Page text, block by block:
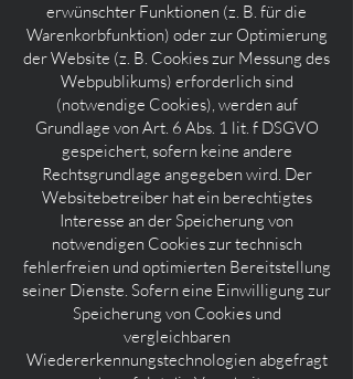
erwünschter Funktionen (z. B. für die
Warenkorbfunktion) oder zur Optimierung
der Website (z. B. Cookies zur Messung des
Webpublikums) erforderlich sind
(notwendige Cookies), werden auf
Grundlage von Art. 6 Abs. 1 lit. f DSGVO
gespeichert, sofern keine andere
Rechtsgrundlage angegeben wird. Der
Websitebetreiber hat ein berechtigtes
Interesse an der Speicherung von
notwendigen Cookies zur technisch
fehlerfreien und optimierten Bereitstellung
seiner Dienste. Sofern eine Einwilligung zur
Speicherung von Cookies und
vergleichbaren
Wiedererkennungstechnologien abgefragt